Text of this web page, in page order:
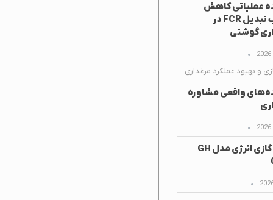
عملیاتی کاهش
ضریب تبدیل FCR در
گوشتی
و بهبود عملکرد مرغداری
واقعی مشاوره
هیتر گازی انرژی مدل GH